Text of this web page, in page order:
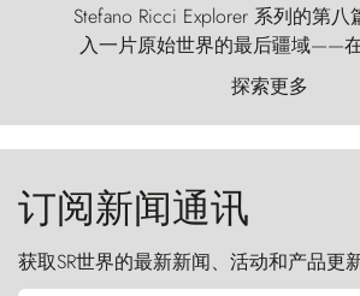
Stefano Ricci Explorer 系列的第
入一片原始世界的最后疆域——
以远古的怒号雕琢着自然，而百
del Paine）则宛如石砌的哨兵，
起挑战。
探索更多
订阅新闻通讯
获取SR世界的最新新闻、活动和产品更